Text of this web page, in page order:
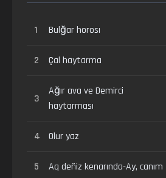
1 Bulğar horosı
2 Çal haytarma
3
Ağır ava ve Demirci
haytarması
4 Olur yaz
5 Aq deñiz kenarında-Ay, canım